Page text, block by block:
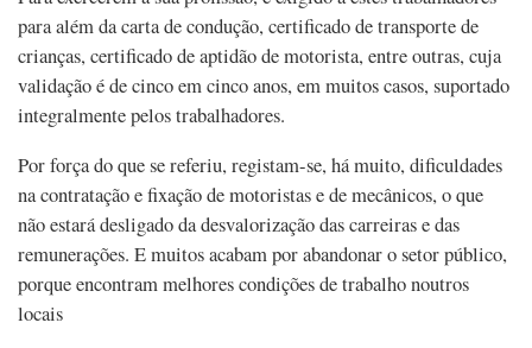
para além da carta de condução, certificado de transporte de
crianças, certificado de aptidão de motorista, entre outras, cuja
validação é de cinco em cinco anos, em muitos casos, suportado
integralmente pelos trabalhadores.
Por força do que se referiu, registam-se, há muito, dificuldades
na contratação e fixação de motoristas e de mecânicos, o que
não estará desligado da desvalorização das carreiras e das
remunerações. E muitos acabam por abandonar o setor público,
porque encontram melhores condições de trabalho noutros
locais